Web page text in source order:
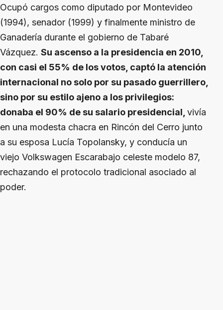
Ocupó cargos como diputado por Montevideo
(1994), senador (1999) y finalmente ministro de
Ganadería durante el gobierno de Tabaré
Vázquez. Su ascenso a la presidencia en 2010,
con casi el 55% de los votos, captó la atención
internacional no solo por su pasado guerrillero,
sino por su estilo ajeno a los privilegios:
donaba el 90% de su salario presidencial,vivía
en una modesta chacra en Rincón del Cerro junto
a su esposa Lucía Topolansky, y conducía un
viejo Volkswagen Escarabajo celeste modelo 87,
rechazando el protocolo tradicional asociado al
poder.